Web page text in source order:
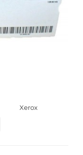
Xerox